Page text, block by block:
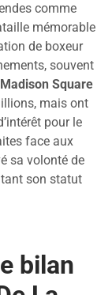
comme
mémorable
de boxeur
souvent
Madison Square
mais ont
pour le
face aux
sa volonté de
son statut
bilan